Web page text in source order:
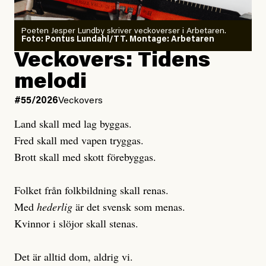
Publicerad6 August, 2026
Uppdaterad7 August, 2026
Joel Kellgren
Publicerad3 August, 2026
Uppdaterad3 August, 2026
Poeten Jesper Lundby skriver veckoverser i Arbetaren.
Foto: Pontus Lundahl/TT. Montage: Arbetaren
Veckovers: Tidens
melodi
#55/2026Veckovers
Land skall med lag byggas.
Fred skall med vapen tryggas.
Brott skall med skott förebyggas.
Folket från folkbildning skall renas.
Med hederlig är det svensk som menas.
Kvinnor i slöjor skall stenas.
Det är alltid dom, aldrig vi.